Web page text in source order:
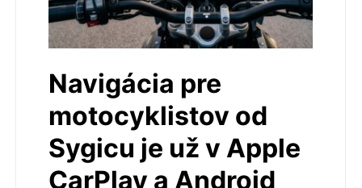
Navigácia pre
motocyklistov od
Sygicu je už v Apple
CarPlay a Android